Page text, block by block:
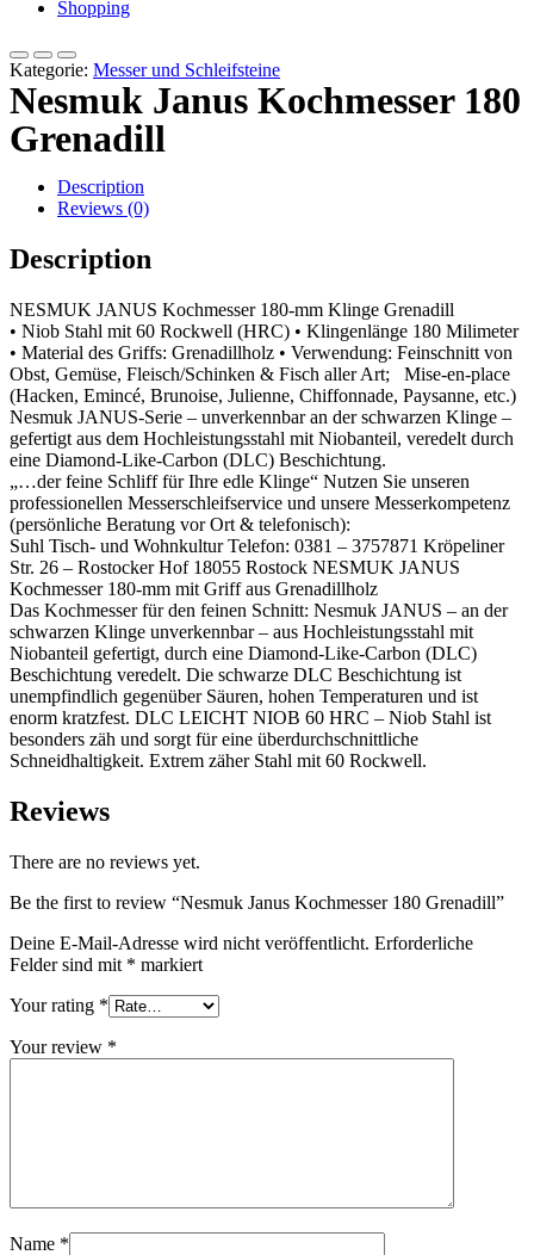
Shopping
Kategorie: Messer und Schleifsteine
Nesmuk Janus Kochmesser 180
Grenadill
Description
Reviews (0)
Description
NESMUK JANUS Kochmesser 180-mm Klinge Grenadill
• Niob Stahl mit 60 Rockwell (HRC) • Klingenlänge 180 Milimeter
• Material des Griffs: Grenadillholz • Verwendung: Feinschnitt von
Obst, Gemüse, Fleisch/Schinken & Fisch aller Art; Mise-en-place
(Hacken, Emincé, Brunoise, Julienne, Chiffonnade, Paysanne, etc.)
Nesmuk JANUS-Serie – unverkennbar an der schwarzen Klinge –
gefertigt aus dem Hochleistungsstahl mit Niobanteil, veredelt durch
eine Diamond-Like-Carbon (DLC) Beschichtung.
„…der feine Schliff für Ihre edle Klinge“ Nutzen Sie unseren
professionellen Messerschleifservice und unsere Messerkompetenz
(persönliche Beratung vor Ort & telefonisch):
Suhl Tisch- und Wohnkultur Telefon: 0381 – 3757871 Kröpeliner
Str. 26 – Rostocker Hof 18055 Rostock NESMUK JANUS
Kochmesser 180-mm mit Griff aus Grenadillholz
Das Kochmesser für den feinen Schnitt: Nesmuk JANUS – an der
schwarzen Klinge unverkennbar – aus Hochleistungsstahl mit
Niobanteil gefertigt, durch eine Diamond-Like-Carbon (DLC)
Beschichtung veredelt. Die schwarze DLC Beschichtung ist
unempfindlich gegenüber Säuren, hohen Temperaturen und ist
enorm kratzfest. DLC LEICHT NIOB 60 HRC – Niob Stahl ist
besonders zäh und sorgt für eine überdurchschnittliche
Schneidhaltigkeit. Extrem zäher Stahl mit 60 Rockwell.
Reviews
There are no reviews yet.
Be the first to review “Nesmuk Janus Kochmesser 180 Grenadill”
Deine E-Mail-Adresse wird nicht veröffentlicht. Erforderliche
Felder sind mit * markiert
Your rating *
Your review *
Name *